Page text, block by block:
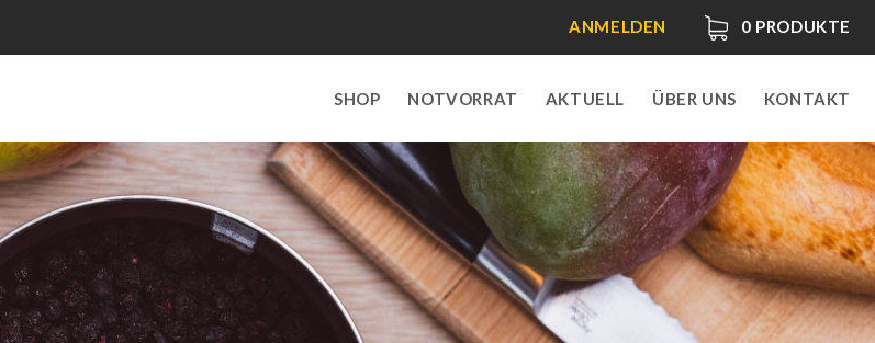
0 PRODUKTE
ANMELDEN
SHOP NOTVORRAT AKTUELL ÜBER UNS KONTAKT